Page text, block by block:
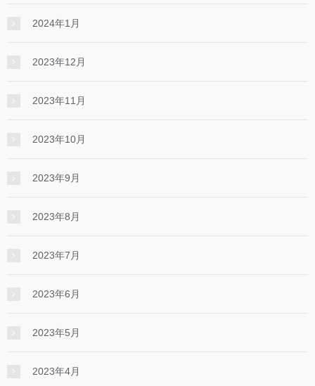
2024年1月
2023年12月
2023年11月
2023年10月
2023年9月
2023年8月
2023年7月
2023年6月
2023年5月
2023年4月